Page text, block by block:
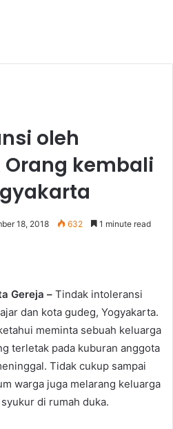
oleh
Orang kembali
18, 2018 632 1 minute read
Gereja – Tindak intoleransi
dan kota gudeg, Yogyakarta.
meminta sebuah keluarga
terletak pada kuburan anggota
Tidak cukup sampai
warga juga melarang keluarga
di rumah duka.